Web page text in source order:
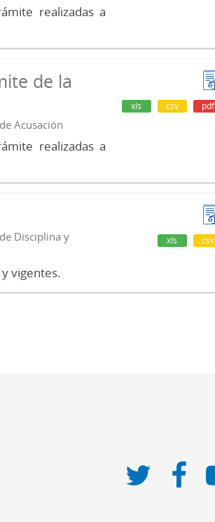
realizadas a
de la
Acusación
realizadas a
xls csv pdf
Disciplina y
vigentes.
xls csv